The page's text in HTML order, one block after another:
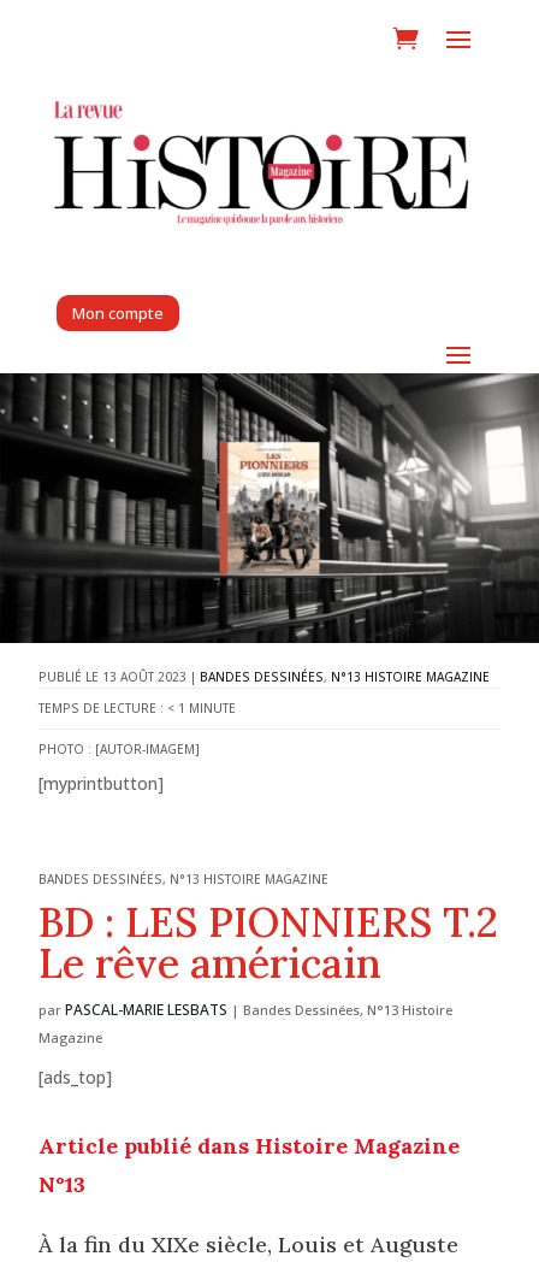
Mon compte
13 AOÛT 2023 | BANDES DESSINÉES, N°13 HISTOIRE MAGAZINE
TEMPS DE LECTURE : < 1 MINUTE
PHOTO : [AUTOR-IMAGEM]
[myprintbutton]
BANDES DESSINÉES, N°13 HISTOIRE MAGAZINE
BD : LES PIONNIERS T.2
Le rêve américain
parPASCAL-MARIE LESBATS | Bandes Dessinées, N°13 Histoire
Magazine
[ads_top]
Article publié dans Histoire Magazine
N°13
À la fin du XIXe siècle, Louis et Auguste